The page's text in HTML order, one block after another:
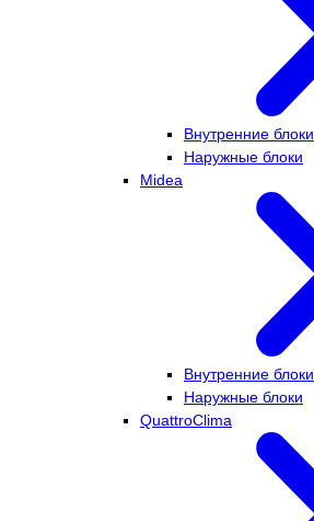
Внутренние блоки
Наружные блоки
Midea
Внутренние блоки
Наружные блоки
QuattroClima